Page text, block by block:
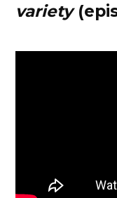
variety